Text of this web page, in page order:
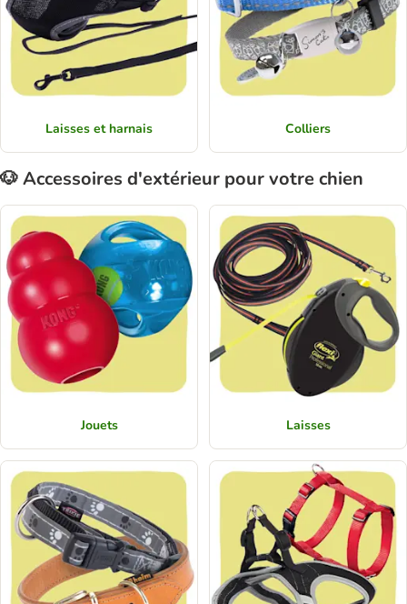
Laisses et harnais Colliers
🐶 Accessoires d'extérieur pour votre chien
Jouets Laisses